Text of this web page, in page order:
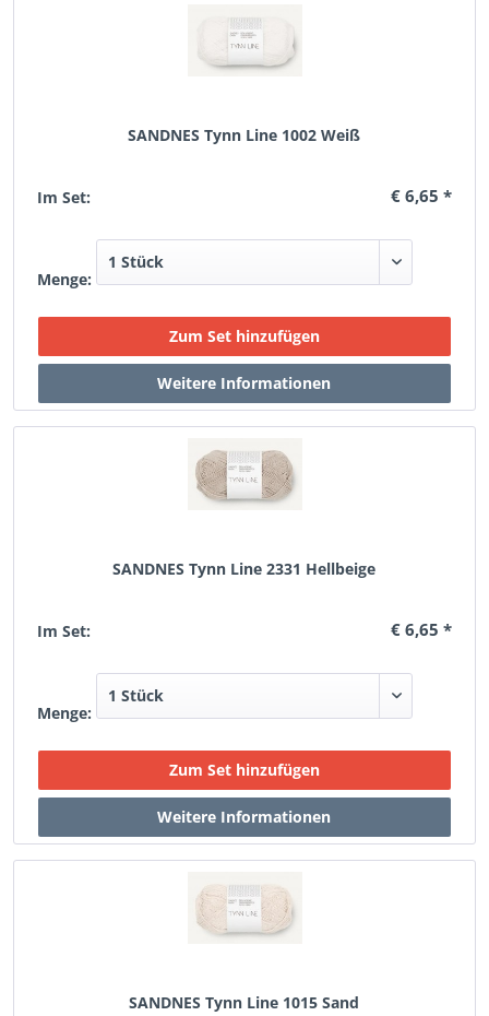
SANDNES Tynn Line 1002 Weiß
Im Set: € 6,65 *
Menge:
SANDNES Tynn Line 2331 Hellbeige
Im Set: € 6,65 *
Menge:
SANDNES Tynn Line 1015 Sand